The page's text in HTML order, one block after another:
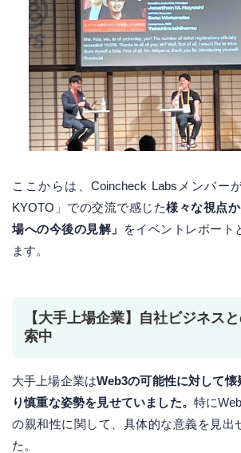
ここからは、Coincheck Labsメンバー
KYOTO」での交流で感じた様々な視点
場への今後の見解」
をイベントレポート
ます。
【大手上場企業】自社ビジネス
索中
大手上場企業はWeb3の可能性に対して
り慎重な姿勢を見せていました。 特に
の親和性に関して、具体的な意義を見出
た。